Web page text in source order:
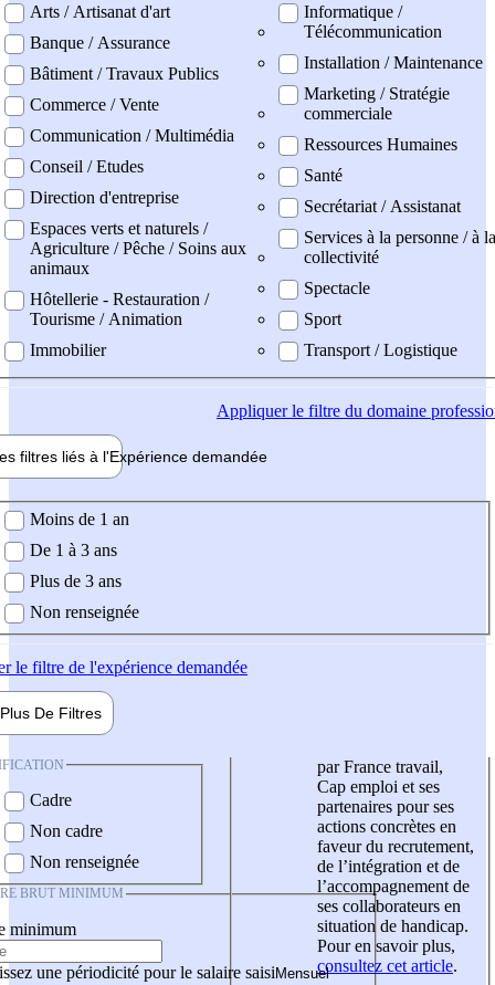
Arts / Artisanat d'art
Banque / Assurance
Bâtiment / Travaux Publics
Commerce / Vente
Communication / Multimédia
Conseil / Etudes
Direction d'entreprise
Espaces verts et naturels /
Agriculture / Pêche / Soins aux
animaux
Hôtellerie - Restauration /
Tourisme / Animation
Immobilier
Informatique /
Télécommunication
Installation / Maintenance
Marketing / Stratégie
commerciale
Ressources Humaines
Santé
Secrétariat / Assistanat
Services à la personne / à la
collectivité
Spectacle
Sport
Transport / Logistique
Appliquerle filtre du domaine
filtres liés à l'Expérience demandée
demandée
Moins de 1 an
De 1 à 3 ans
Plus de 3 ans
Non renseignée
le filtre de l'expérience demandée
Plus De Filtres
Cadre
Non cadre
Non renseignée
BRUT MINIMUM
minimum
une périodicité pour le salaire saisi
par France travail,
Cap emploi et ses
partenaires pour ses
actions concrètes en
faveur du recrutement,
de l’intégration et de
l’accompagnement de
ses collaborateurs en
situation de handicap.
Pour en savoir plus,
consultez cet article.